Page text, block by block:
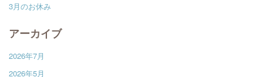
3月のお休み
アーカイブ
2026年7月
2026年5月